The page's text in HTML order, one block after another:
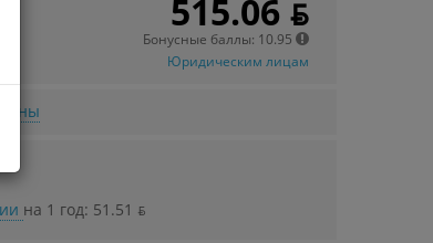
515.06 ƃ
Бонусные баллы: 10.95
Юридическим лицам
на 1 год: 51.51 ƃ